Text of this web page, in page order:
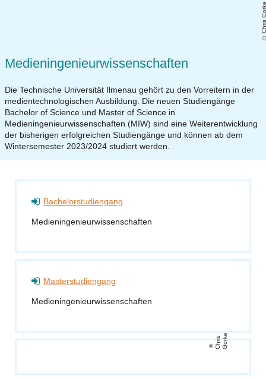
Chris
Medieningenieurwissenschaften
Die Technische Universität Ilmenau gehört zu den Vorreitern in der
medientechnologischen Ausbildung. Die neuen Studiengänge
Bachelor of Science und Master of Science in
Medieningenieurwissenschaften (MIW) sind eine Weiterentwicklung
der bisherigen erfolgreichen Studiengänge und können ab dem
Wintersemester 2023/2024 studiert werden.
Bachelorstudiengang
Medieningenieurwissenschaften
Masterstudiengang
Medieningenieurwissenschaften
C
h
ri
s
G
o
r
ke